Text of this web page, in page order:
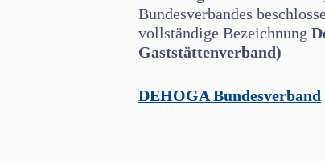
Bundesverbandes
vollständige Bezeichnung
Gaststättenverband)
DEHOGA Bundesverband